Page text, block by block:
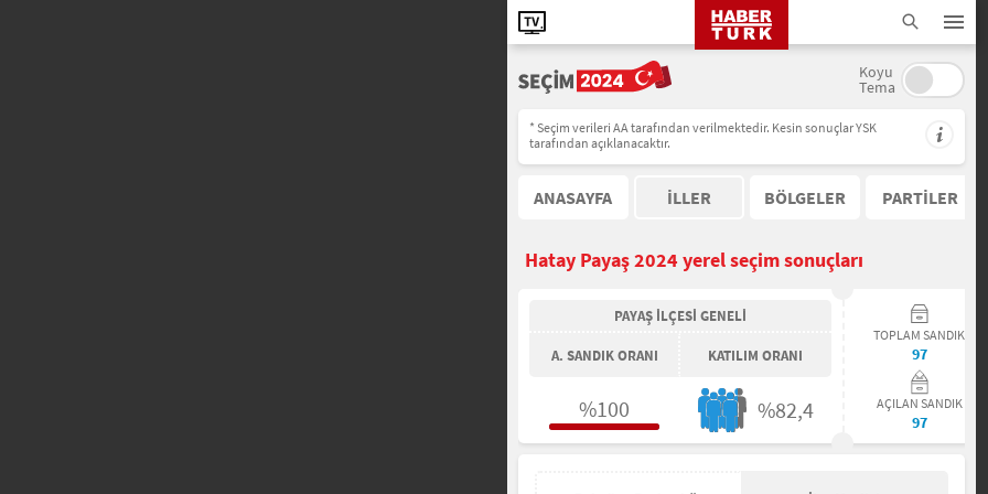
Koyu
Tema
* Seçim verileri AA tarafından verilmektedir. Kesin sonuçlar YSK
tarafından açıklanacaktır.
ANASAYFA İLLER BÖLGELER PARTİLER
Hatay Payaş 2024 yerel seçim sonuçları
PAYAŞ İLÇESİ GENELİ
A. SANDIK ORANI KATILIM ORANI
%100 %82,4
TOPLAM SANDIK
97
AÇILAN SANDIK
97